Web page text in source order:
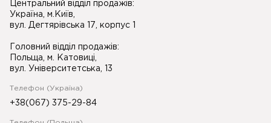
Центральний відділ продажів:
Україна, м.Київ,
вул. Дегтярівська 17, корпус 1
Головний відділ продажів:
Польща, м. Катовиці,
вул. Університетська, 13
Телефон (Україна)
+38(067) 375-29-84